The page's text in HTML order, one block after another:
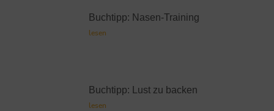
Buchtipp: Nasen-Training
lesen
Buchtipp: Lust zu backen
lesen